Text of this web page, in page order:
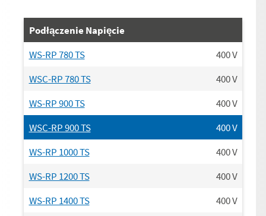
Podłączenie Napięcie
WS-RP 780 TS
400V
WSC-RP 780 TS
400V
WS-RP 900 TS
400V
WSC-RP 900 TS
400V
WS-RP 1000 TS
400V
WS-RP 1200 TS
400V
WS-RP 1400 TS
400V